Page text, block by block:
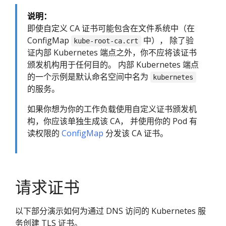
说明：
即使自定义 CA 证书可能包含在文件系统中（在
ConfigMap
kube-root-ca.crt
中）， 除了验
证内部 Kubernetes 端点之外，你不应将该证书
颁发机构用于任何目的。 内部 Kubernetes 端点
的一个示例是默认命名空间中名为
kubernetes
的服务。
如果你想为你的工作负载使用自定义证书颁发机
构，你应该单独生成该 CA， 并使用你的 Pod 有
读权限的 ConfigMap 分发该 CA 证书。
请求证书
以下部分演示如何为通过 DNS 访问的 Kubernetes 服
务创建 TLS 证书。